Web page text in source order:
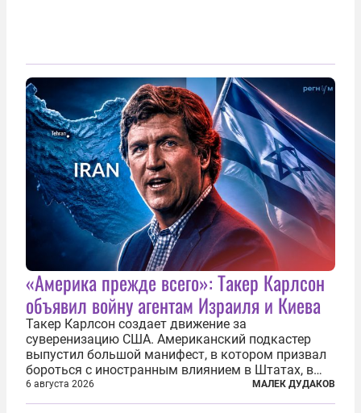
«Америка прежде всего»: Такер Карлсон
объявил войну агентам Израиля и Киева
Такер Карлсон создает движение за
суверенизацию США. Американский подкастер
выпустил большой манифест, в котором призвал
бороться с иностранным влиянием в Штатах, в
первую очередь имея в виду Израиль. А также
прекратить заморские войны, выплатить
6 августа 2026 МАЛЕК ДУДАКОВ